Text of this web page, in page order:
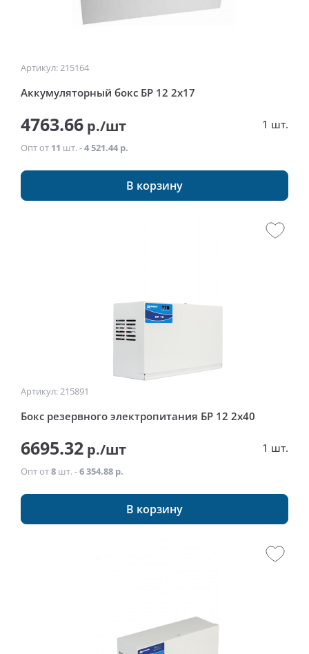
Артикул: 215164
Аккумуляторный бокс БР 12 2х17
4763.66 р./шт 1 шт.
Опт от 11 шт. -4 521.44 р.
В корзину
Артикул: 215891
Бокс резервного электропитания БР 12 2х40
6695.32 р./шт 1 шт.
Опт от8 шт. -6 354.88 р.
В корзину